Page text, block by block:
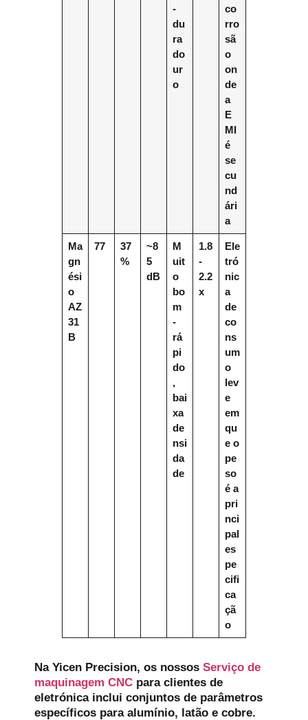
-
du
ra
do
ur
o
co
rro
sã
o
on
de
a
E
MI
é
se
cu
nd
ári
a
Ma
gn
ési
o
AZ
31
B
77
37
%
~8
5
dB
M
uit
o
bo
m
-
rá
pi
do
,
bai
xa
de
nsi
da
de
1.8
-
2.2
x
Ele
tró
nic
a
de
co
ns
um
o
lev
e
em
qu
e o
pe
so
é a
pri
nci
pal
es
pe
cifi
ca
çã
o
Na Yicen Precision, os nossos Serviço de
maquinagem CNC para clientes de
eletrónica inclui conjuntos de parâmetros
específicos para alumínio, latão e cobre.